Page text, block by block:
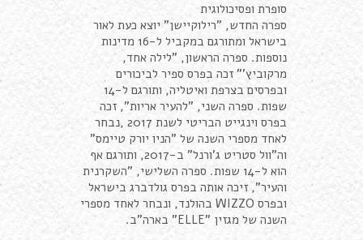
סופרת ופסיכולוגית
ספרה החדש, "רילוקיישן" יוצא כעת לאור
בישראל ומתורגם במקביל ל-16 מדינות
נוספות. ספרה הראשון, "לילה אחד,
מרקוביץ'" זכה בפרס ספיר לביכורים
ובפרסים בצרפת ואיטליה, ותורגם ל-14
שפות. ספרה השני, "להעיר אריות", זכה
בפרס וינגייט הבריטי לשנת 2017 ,נבחר
לאחד מספרי השנה של "הניו יורק טיימס"
וה"וול סטריט ג'ורנל" ב-2017, ותורגם אף
הוא ל-14 שפות. ספרה השלישי, "השקרנית
והעיר", זיכה אותה בפרס גולדברג בישראל
ובפרס WIZZO בהולנד, ונבחר לאחד מספרי
השנה של מגזין "ELLE" בארה"ב.